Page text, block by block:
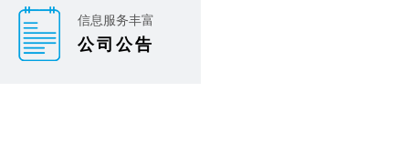
信息服务丰富
公司公告